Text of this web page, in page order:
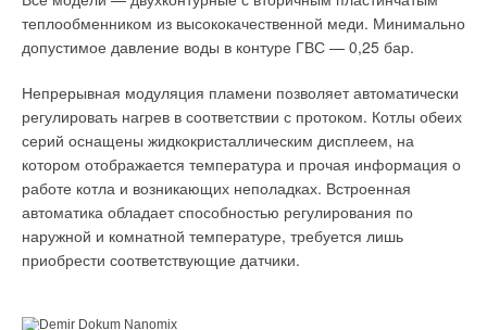
теплообменником из высококачественной меди. Минимально
допустимое давление воды в контуре ГВС — 0,25 бар.
Непрерывная модуляция пламени позволяет автоматически
регулировать нагрев в соответствии с протоком. Котлы обеих
серий оснащены жидкокристаллическим дисплеем, на
котором отображается температура и прочая информация о
работе котла и возникающих неполадках. Встроенная
автоматика обладает способностью регулирования по
наружной и комнатной температуре, требуется лишь
приобрести соответствующие датчики.